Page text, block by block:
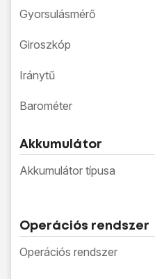
Gyorsulásmérő
Giroszkóp
Iránytű
Barométer
Akkumulátor
Akkumulátor típusa
Operációs rendszer
Operációs rendszer